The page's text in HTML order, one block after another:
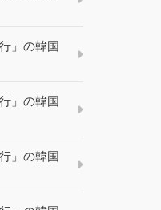
」の韓国
」の韓国
」の韓国